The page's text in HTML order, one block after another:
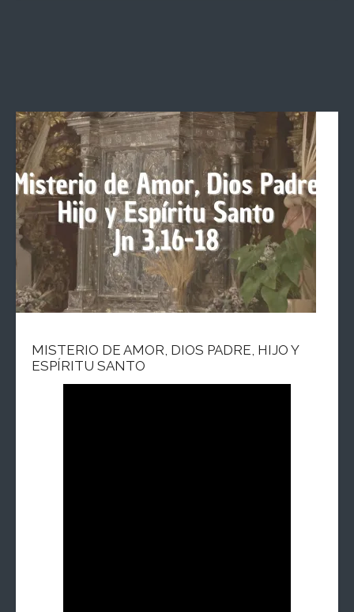
MISTERIO DE AMOR, DIOS PADRE, HIJO Y
ESPÍRITU SANTO